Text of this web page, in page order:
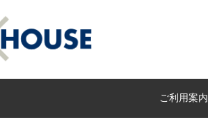
ご利用案内